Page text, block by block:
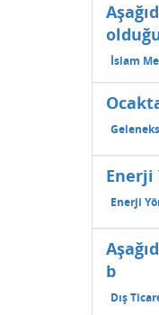
İslam
Enerji
Enerji
b
Dış